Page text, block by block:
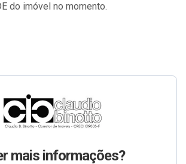
do imóvel no momento.
mais informações?